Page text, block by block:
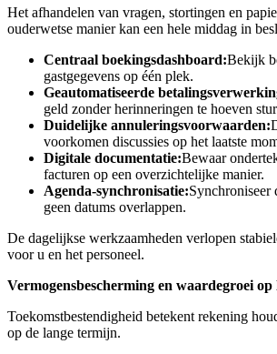
Het afhandelen van vragen, stortingen en
ouderwetse manier kan een hele middag in
Centraal boekingsdashboard:Bekijk
gastgegevens op één plek.
Geautomatiseerde
geld zonder herinneringen te hoeven
Duidelijke annuleringsvoorwaarden:
voorkomen discussies op het laatste
Digitale documentatie:Bewaar
facturen op een overzichtelijke manier.
Agenda-synchronisatie:Synchroniseer
geen datums overlappen.
De dagelijkse werkzaamheden verlopen
voor u en het personeel.
Vermogensbescherming en waardegroei
Toekomstbestendigheid betekent rekening
op de lange termijn.